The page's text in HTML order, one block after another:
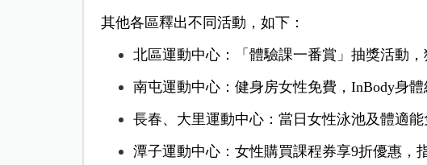
其他各區釋出不同活動，如下：
北區運動中心：「體驗課一番賞」抽獎活動，
南屯運動中心：健身房女性免費，InBody身體
長春、大里運動中心：當日女性泳池及體適能
潭子運動中心：女性購買課程券享9折優惠，